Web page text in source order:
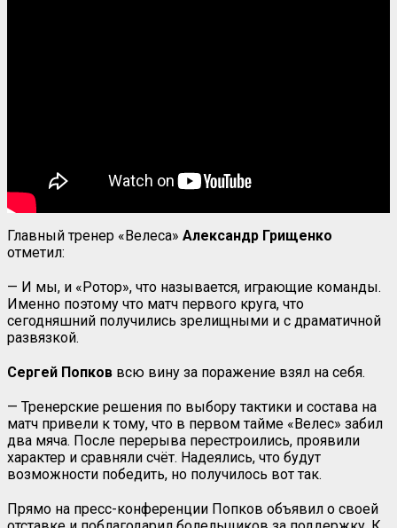
Главный тренер «Велеса» Александр Грищенко
отметил:
— И мы, и «Ротор», что называется, играющие команды.
Именно поэтому что матч первого круга, что
сегодняшний получились зрелищными и с драматичной
развязкой.
Сергей Попков всю вину за поражение взял на себя.
— Тренерские решения по выбору тактики и состава на
матч привели к тому, что в первом тайме «Велес» забил
два мяча. После перерыва перестроились, проявили
характер и сравняли счёт. Надеялись, что будут
возможности победить, но получилось вот так.
Прямо на пресс-конференции Попков объявил о своей